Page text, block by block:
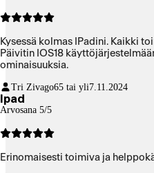
Kysessä kolmas IPadini. Kaikki
Päivitin IOS18
ominaisuuksia.
Tri Zivago65 tai yli7.11.2024
Ipad
Arvosana 5/5